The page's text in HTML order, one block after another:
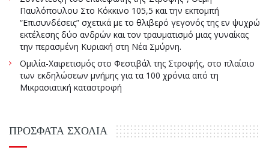
Παυλόπουλου Στο Κόκκινο 105,5 και την εκπομπή
“Επισυνδέσεις” σχετικά με το θλιβερό γεγονός της εν ψυχρώ
εκτέλεσης δύο ανδρών και τον τραυματισμό μιας γυναίκας
την περασμένη Κυριακή στη Νέα Σμύρνη.
Ομιλία-Χαιρετισμός στο Φεστιβάλ της Στροφής, στο πλαίσιο
των εκδηλώσεων μνήμης για τα 100 χρόνια από τη
Μικρασιατική καταστροφή
ΠΡΌΣΦΑΤΑ ΣΧΌΛΙΑ